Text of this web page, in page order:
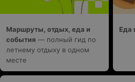
Маршруты, отдых, еда и
события — полный гид по
летнему отдыху в одном
месте
Еда